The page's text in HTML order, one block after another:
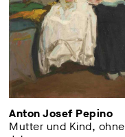
Anton Josef Pepino
Mutter und Kind, ohne